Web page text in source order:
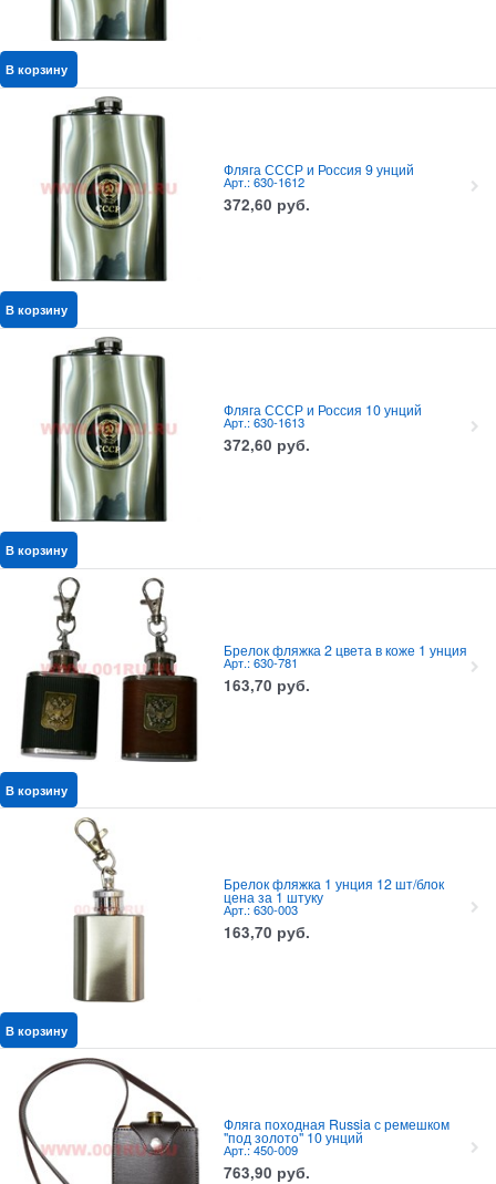
В корзину
Фляга СССР и Россия 9 унций
Арт.: 630-1612
372,60 руб.
В корзину
Фляга СССР и Россия 10 унций
Арт.: 630-1613
372,60 руб.
В корзину
Брелок фляжка 2 цвета в коже 1 унция
Арт.: 630-781
163,70 руб.
В корзину
Брелок фляжка 1 унция 12 шт/блок
цена за 1 штуку
Арт.: 630-003
163,70 руб.
В корзину
Фляга походная Russia с ремешком
"под золото" 10 унций
Арт.: 450-009
763,90 руб.